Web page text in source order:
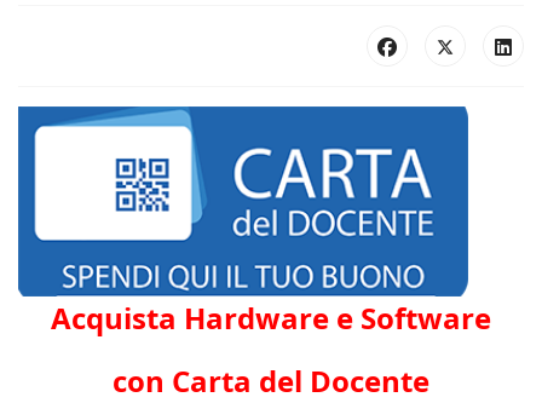
Acquista Hardware e Software
con Carta del Docente